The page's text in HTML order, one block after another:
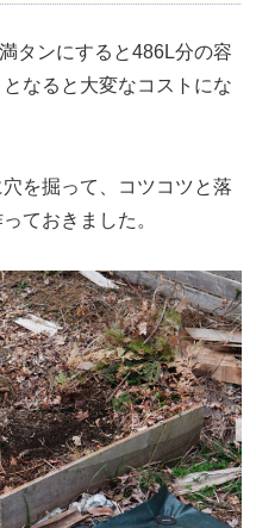
タンにすると486L分の容
なると大変なコストにな
を掘って、コツコツと落
ておきました。